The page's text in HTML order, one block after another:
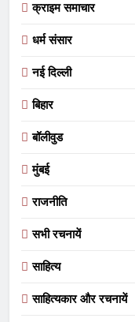
क्राइम समाचार
धर्म संसार
नई दिल्ली
बिहार
बॉलीवुड
मुंबई
राजनीति
सभी रचनायें
साहित्य
साहित्यकार और रचनायें